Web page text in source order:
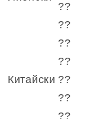
??
??
Китайски
??
??
??
??
??